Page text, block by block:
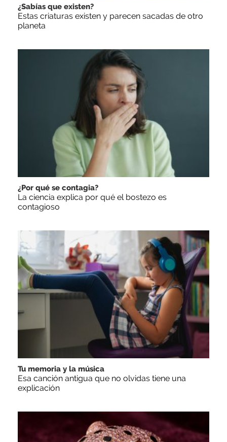
¿Sabías que existen?
Estas criaturas existen y parecen sacadas de otro
planeta
¿Por qué se contagia?
La ciencia explica por qué el bostezo es
contagioso
Tu memoria y la música
Esa canción antigua que no olvidas tiene una
explicación